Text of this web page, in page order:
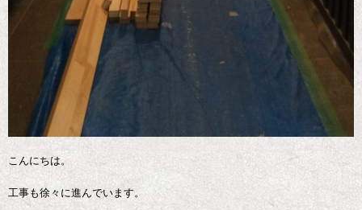
こんにちは。
工事も徐々に進んでいます。